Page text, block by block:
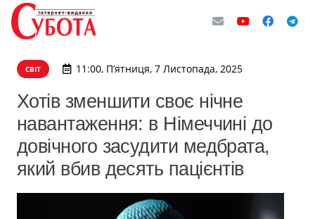
СВІТ 11:00, П’ятниця, 7 Листопада, 2025
Хотів зменшити своє нічне
навантаження: в Німеччині до
довічного засудити медбрата,
який вбив десять пацієнтів